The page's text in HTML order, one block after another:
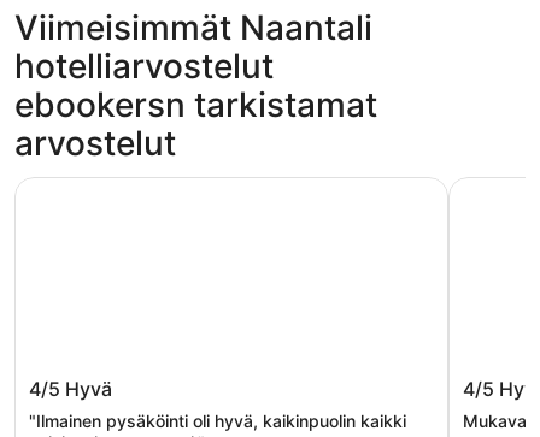
Viimeisimmät Naantali
hotelliarvostelut
ebookersn tarkistamat
arvostelut
Naantali City Apartments
4/5 Hyvä
"Ilmainen pysäköinti oli hyvä, kaikinpuolin kaikki
Naantali City Apartments
4/5
Mukava
Holiday